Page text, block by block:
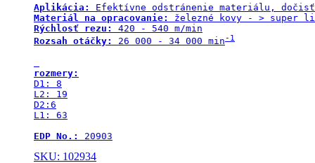
Aplikácia:
Materiál na opracovanie:
Rýchlosť rezu:
Rozsah otáčky:
26 000 - 34 000 min-1
rozmery:
D1: 8
L2: 19
D2:6
L1: 63
EDP No.:
20903
SKU: 102934